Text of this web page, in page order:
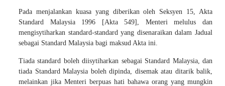
Pada menjalankan kuasa yang diberikan oleh Seksyen 15, Akta
Standard Malaysia 1996 [Akta 549], Menteri melulus dan
mengisytiharkan standard-standard yang disenaraikan dalam Jadual
sebagai Standard Malaysia bagi maksud Akta ini.
Tiada standard boleh diisytiharkan sebagai Standard Malaysia, dan
tiada Standard Malaysia boleh dipinda, disemak atau ditarik balik,
melainkan jika Menteri berpuas hati bahawa orang yang mungkin